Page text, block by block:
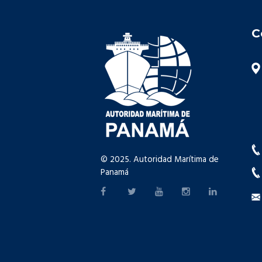
© 2025. Autoridad Marítima de
Panamá